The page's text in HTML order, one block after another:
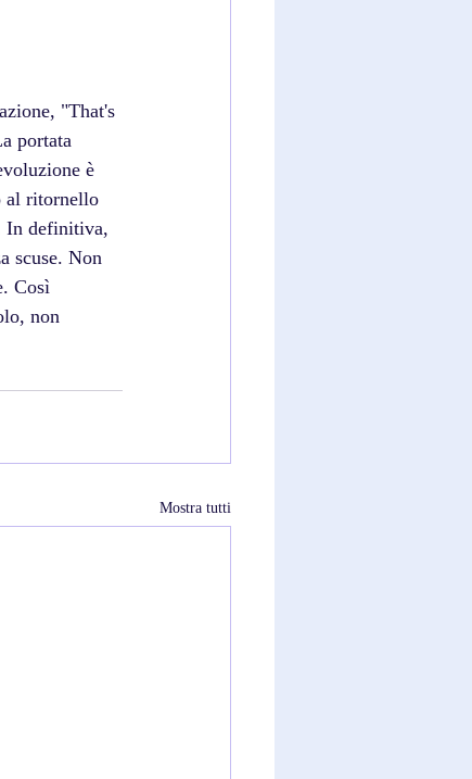
"That's
portata
è
al ritornello
In definitiva,
scuse. Non
Così
non
Mostra tutti